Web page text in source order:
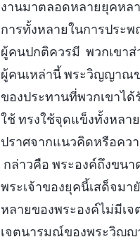
งานมาตลอดหลายยุคหล
การทั้งหลายในการประ
ผู้คนปกติควรมี พวกเขา
ผู้คนเหล่านี้ พระวิญญาณข
ของประทานที่พวกเขาไ
ใช้ ทรงใช้จุดแข็งทั้งหลา
ปราศจากแนวคิดหรือคว
กล่าวคือ พระองค์ถึงขน
พระเจ้าของยุคนี้เสด็จม
หลายของพระองค์ไม่มีเ
เจตนารมณ์ของพระวิญญ